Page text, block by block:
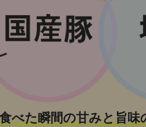
べた瞬間の甘みと旨味